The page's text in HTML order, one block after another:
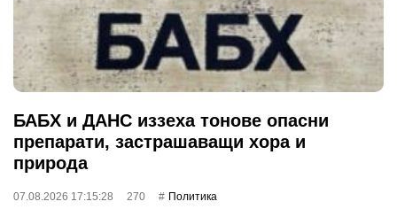
БАБХ и ДАНС иззеха тонове опасни
препарати, застрашаващи хора и
природа
07.08.2026 17:15:28 270 Политика